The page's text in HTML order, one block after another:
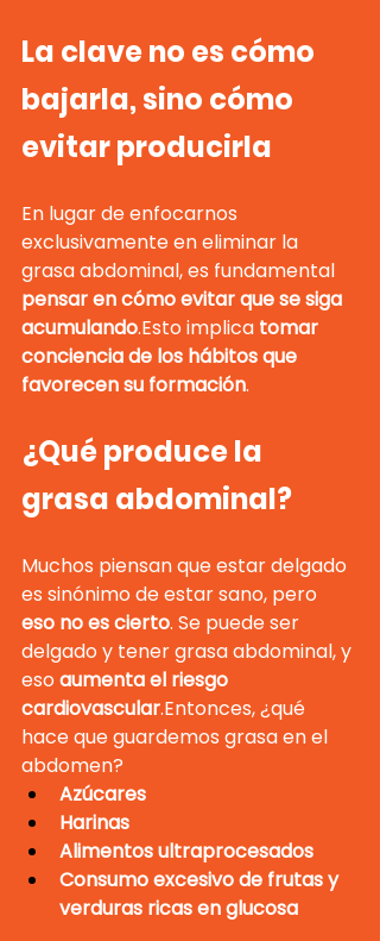
La clave no es cómo
bajarla, sino cómo
evitar producirla
En lugar de enfocarnos
exclusivamente en eliminar la
grasa abdominal, es fundamental
pensar en cómo evitar que se siga
acumulando.Esto implica tomar
conciencia de los hábitos que
favorecen su formación.
¿Qué produce la
grasa abdominal?
Muchos piensan que estar delgado
es sinónimo de estar sano, pero
eso no es cierto. Se puede ser
delgado y tener grasa abdominal, y
eso aumenta el riesgo
cardiovascular.Entonces, ¿qué
hace que guardemos grasa en el
abdomen?
Azúcares
Harinas
Alimentos ultraprocesados
Consumo excesivo de frutas y
verduras ricas en glucosa